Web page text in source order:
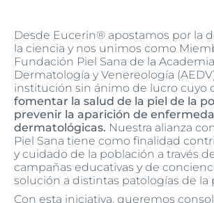
Desde Eucerin® apostamos por la
la ciencia y nos unimos como
Fundación Piel Sana de la
Dermatología y Venereología
institución sin ánimo de lucro cuyo
fomentar la salud de la piel de la
prevenir la aparición de
dermatológicas. Nuestra alianza
Piel Sana tiene como finalidad
y cuidado de la población a través
campañas educativas y de
solución a distintas patologías de la
Con esta iniciativa, queremos